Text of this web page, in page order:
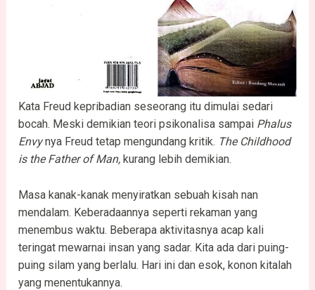
Kata Freud kepribadian seseorang itu dimulai sedari
bocah. Meski demikian teori psikonalisa sampai Phalus
Envynya Freud tetap mengundang kritik. The Childhood
is the Father of Man,kurang lebih demikian.
Masa kanak-kanak menyiratkan sebuah kisah nan
mendalam. Keberadaannya seperti rekaman yang
menembus waktu. Beberapa aktivitasnya acap kali
teringat mewarnai insan yang sadar. Kita ada dari puing-
puing silam yang berlalu. Hari ini dan esok, konon kitalah
yang menentukannya.